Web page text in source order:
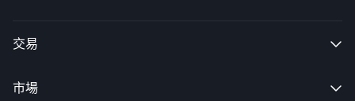
交易 
市場 